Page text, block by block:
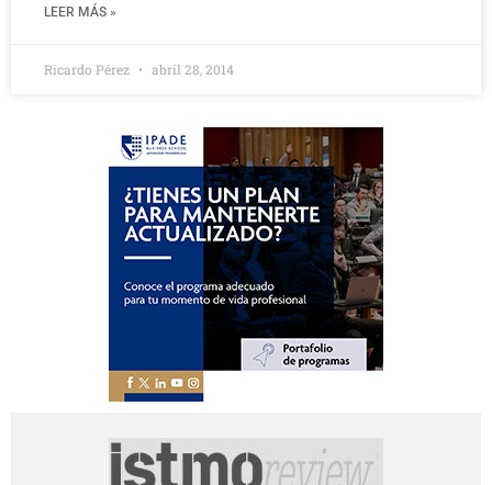
LEER MÁS »
Ricardo Pérez abril 28, 2014